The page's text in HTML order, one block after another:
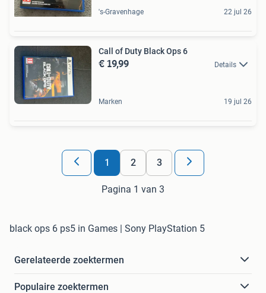
's-Gravenhage 22 jul 26
Call of Duty Black Ops 6
€ 19,99 Details
Marken 19 jul 26
1 2 3
Pagina 1 van 3
black ops 6 ps5 in Games | Sony PlayStation 5
Gerelateerde zoektermen
Populaire zoektermen